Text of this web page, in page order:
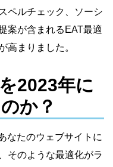
ペルチェック、ソーシ
案が含まれるEAT最適
高まりました。
2023年に
か？
なたのウェブサイトに
そのような最適化がラ